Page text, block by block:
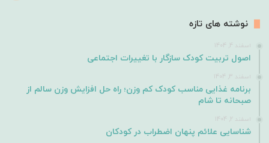
نوشته های تازه
اسفند 4, 1404
اصول تربیت کودک سازگار با تغییرات اجتماعی
اسفند 3, 1404
برنامه غذایی مناسب کودک کم وزن؛ راه حل افزایش وزن سالم از
صبحانه تا شام
اسفند 2, 1404
شناسایی علائم پنهان اضطراب در کودکان